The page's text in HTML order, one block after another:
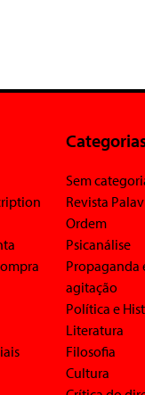
Sem
Revista
Ordem
Psicanálise
Propaganda
agitação
Política e
Literatura
Filosofia
Cultura